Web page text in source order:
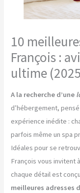
10
François :
ultime
A la recherche d’une
d’hébergement,
expérience inédite :
parfois même un spa
Idéales pour se
François vous invitent
chaque détail est
meilleures adresses